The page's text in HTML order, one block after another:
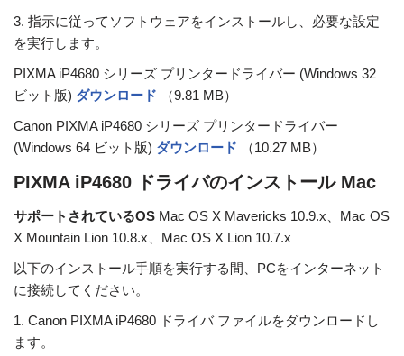
3. 指示に従ってソフトウェアをインストールし、必要な設定
を実行します。
PIXMA iP4680 シリーズ プリンタードライバー (Windows 32
ビット版) ダウンロード
（9.81 MB）
Canon PIXMA iP4680 シリーズ プリンタードライバー
(Windows 64 ビット版) ダウンロード （10.27 MB）
PIXMA iP4680 ドライバのインストール Mac
サポートされているOS Mac OS X Mavericks 10.9.x、Mac OS
X Mountain Lion 10.8.x、Mac OS X Lion 10.7.x
以下のインストール手順を実行する間、PCをインターネット
に接続してください。
1. Canon PIXMA iP4680 ドライバ ファイルをダウンロードし
ます。